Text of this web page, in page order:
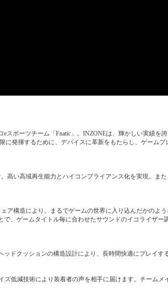
スポーツチーム「Fnatic」。INZONEは、輝かしい実績を
に発揮するために、デバイスに革新をもたらし、ゲーム
高い高域再生能力とハイコンプライアンス化を実現。ま
ア構造により、まるでゲームの世界に入り込んだかのよ
で、ゲームタイトル毎に合わせたサウンドのイコライザ
ドクッションの構造設計により、長時間快適にプレイす
低減技術により装着者の声を相手に届けます。チーム